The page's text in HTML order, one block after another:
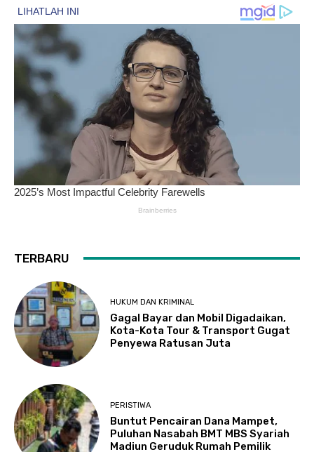
TERBARU
HUKUM DAN KRIMINAL
Gagal Bayar dan Mobil Digadaikan,
Kota-Kota Tour & Transport Gugat
Penyewa Ratusan Juta
PERISTIWA
Buntut Pencairan Dana Mampet,
Puluhan Nasabah BMT MBS Syariah
Madiun Geruduk Rumah Pemilik